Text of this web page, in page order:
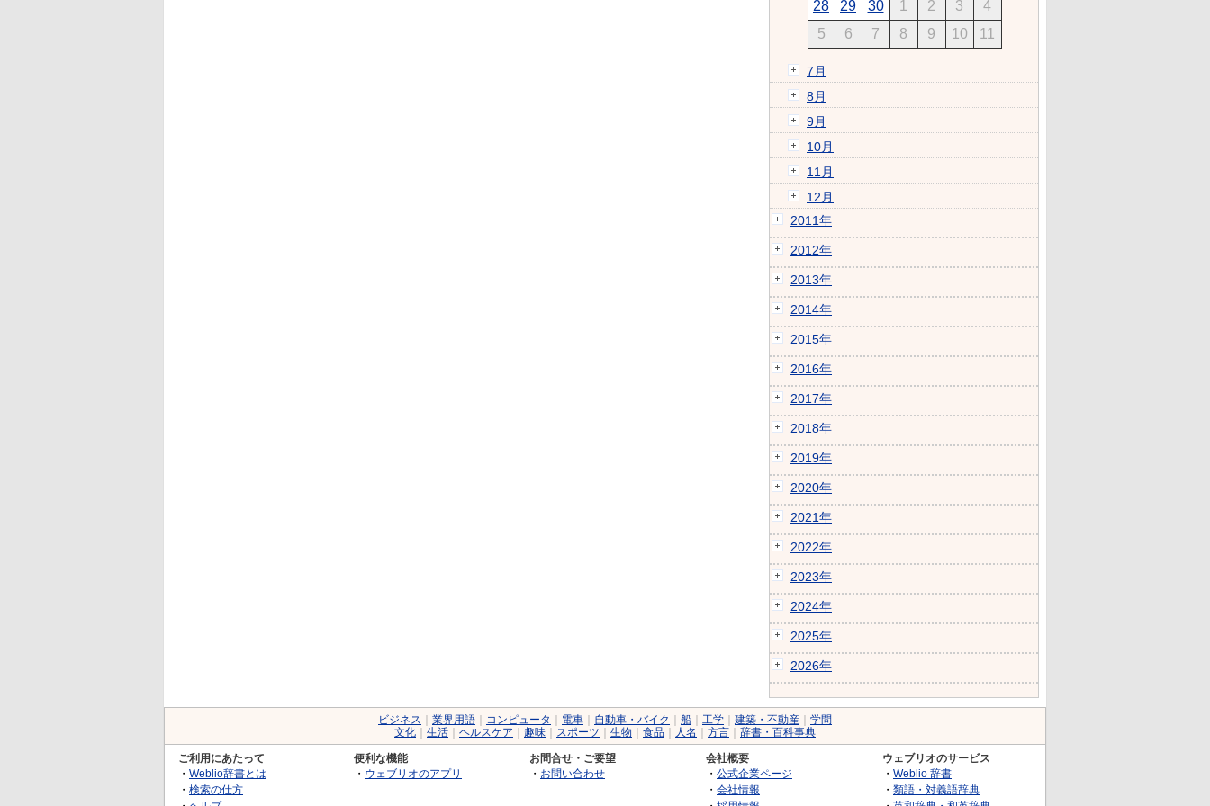
28
29 30 1 2 3
4
5
6 7 8 9 10 11
7月
8月
9月
10月
11月
12月
2011年
2012年
2013年
2014年
2015年
2016年
2017年
2018年
2019年
2020年
2021年
2022年
2023年
2024年
2025年
2026年
ビジネス 業界用語 コンピュータ 電車 自動車・バイク 船 工学 建築・不動産
学問
文化
生活 ヘルスケア 趣味 スポーツ 生物 食品 人名 方言 辞書・百科事典
ご利用にあたって
・ Weblio辞書とは
・ 検索の仕方
便利な機能
・ ウェブリオのアプリ
お問合せ・ご要望
・ お問い合わせ
会社概要
・ 公式企業ページ
・ 会社情報
ウェブリオのサービス
・ Weblio 辞書
・ 類語・対義語辞典